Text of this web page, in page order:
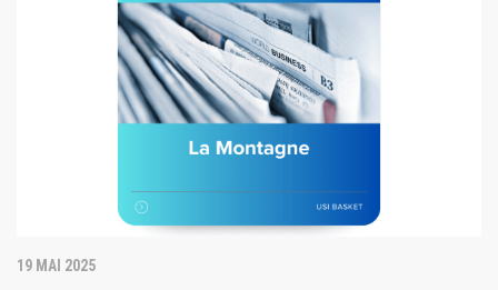
19 MAI 2025